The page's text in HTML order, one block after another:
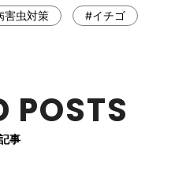
害虫対策 #イチゴ
POSTS
事